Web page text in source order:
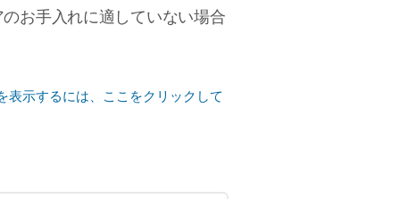
お手入れに適していない場合
表示するには、ここをクリックして